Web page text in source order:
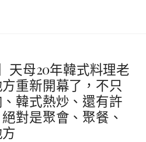
天母20年韓式料理老
重新開幕了，不只
韓式熱炒、還有許
對是聚會、聚餐、